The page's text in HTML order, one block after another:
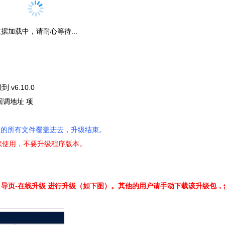
加载中，请耐心等待...
到 v6.10.0
调地址 项
所有文件覆盖进去，升级结束。
用，不要升级程序版本。
页-在线升级 进行升级（如下图）。其他的用户请手动下载该升级包